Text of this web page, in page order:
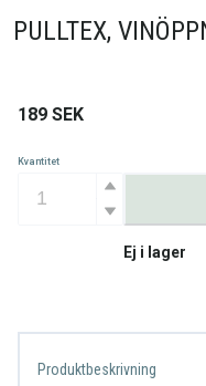
PULLTEX,
189 SEK
Kvantitet
Ej i lager
Produktbeskrivning